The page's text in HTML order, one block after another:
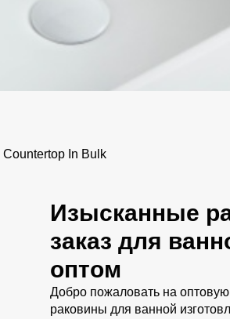
In Bulk
Изысканные
заказ для
оптом
Добро пожаловать на
раковины для ванной